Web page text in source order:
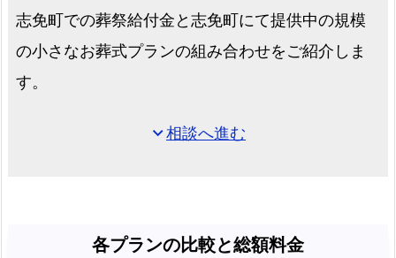
志免町での葬祭給付金と志免町にて提供中の規模
の小さなお葬式プランの組み合わせをご紹介しま
す。
expand_more相談へ進む
各プランの比較と総額料金